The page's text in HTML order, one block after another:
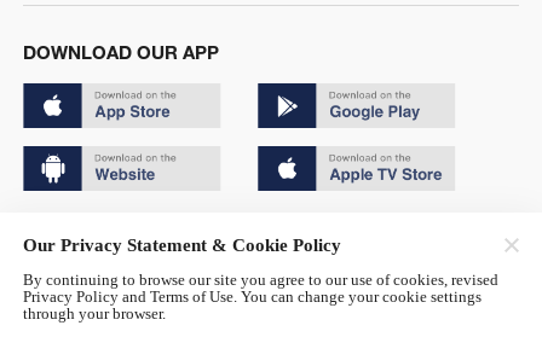
DOWNLOAD OUR APP
京公网安备 11010502050052号
Our Privacy Statement & Cookie Policy
By continuing to browse our site you agree to our use of cookies, revised
Privacy Policy and Terms of Use. You can change your cookie settings
through your browser.